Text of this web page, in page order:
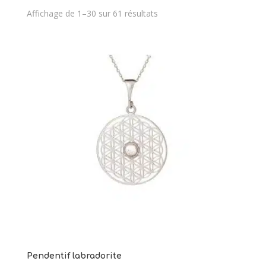
Affichage de 1–30 sur 61 résultats
Pendentif labradorite